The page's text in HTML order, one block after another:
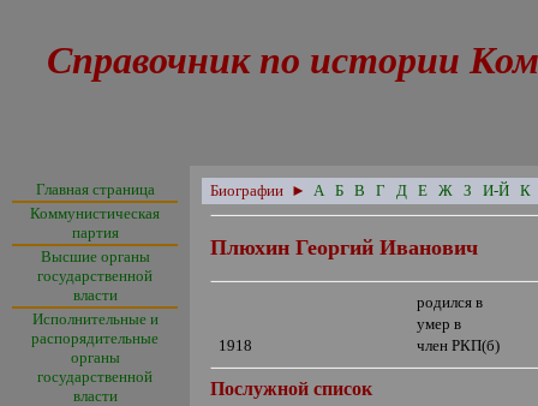
Справочник по истории
Главная страница
Коммунистическая
партия
Высшие органы
государственной
власти
Исполнительные и
распорядительные
органы
государственной
власти
Биографии ► А Б В Г Д Е Ж З И-Й К
Плюхин Георгий Иванович
родился в
умер в
1918
член РКП(б)
Послужной список